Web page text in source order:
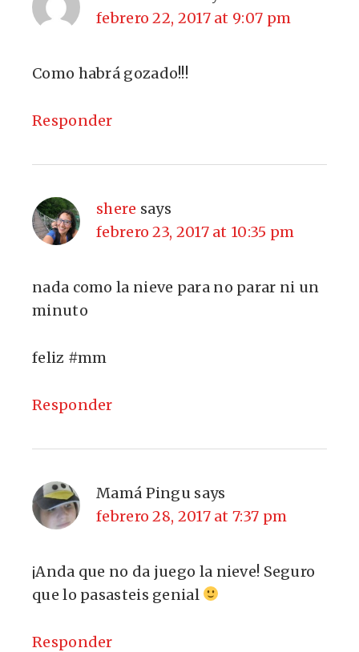
febrero 22, 2017 at 9:07 pm
Como habrá gozado!!!
Responder
shere says
febrero 23, 2017 at 10:35 pm
nada como la nieve para no parar ni un
minuto
feliz #mm
Responder
Mamá Pingu says
febrero 28, 2017 at 7:37 pm
¡Anda que no da juego la nieve! Seguro
que lo pasasteis genial
Responder